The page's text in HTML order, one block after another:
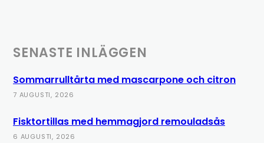
SENASTE INLÄGGEN
Sommarrulltårta med mascarpone och citron
7 AUGUSTI, 2026
Fisktortillas med hemmagjord remouladsås
6 AUGUSTI, 2026